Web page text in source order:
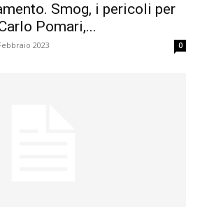
Smog, i pericoli per
Pomari,...
2023 0